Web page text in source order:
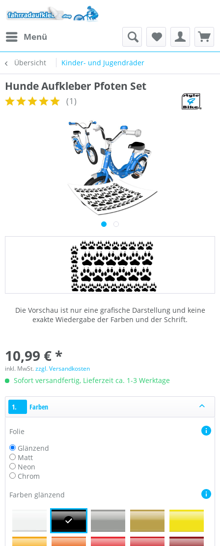
Menü
Übersicht Kinder- und Jugendräder
Hunde Aufkleber Pfoten Set
(1)
Die Vorschau ist nur eine grafische Darstellung und keine
exakte Wiedergabe der Farben und der Schrift.
10,99 € *
inkl. MwSt.zzgl. Versandkosten
Sofort versandfertig, Lieferzeit ca. 1-3 Werktage
1. Farben
Folie
Glänzend
Matt
Neon
Chrom
Farben glänzend